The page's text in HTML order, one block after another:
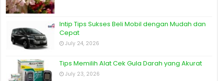
Intip Tips Sukses Beli Mobil dengan Mudah dan
Cepat
July 24, 2026
Tips Memilih Alat Cek Gula Darah yang Akurat
July 23, 2026